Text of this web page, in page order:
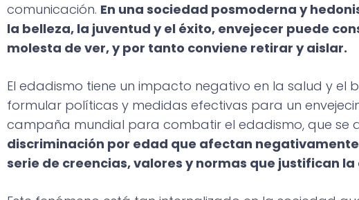
comunicación. En una sociedad posmoderna y
la belleza, la juventud y el éxito, envejecer puede
molesta de ver, y por tanto conviene retirar y aislar.
El edadismo tiene un impacto negativo en la salud y
formular políticas y medidas efectivas para un
campaña mundial para combatir el edadismo, que se
discriminación por edad que afectan
serie de creencias, valores y normas que justifican